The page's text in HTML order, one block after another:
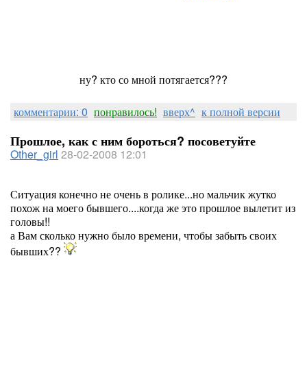
ну? кто со мной потягается???
комментарии: 0 понравилось! вверх^ к полной версии
Прошлое, как с ним бороться? посоветуйте
Other_girl 28-02-2008 12:01
Ситуация конечно не очень в ролике...но мальчик жутко
похож на моего бывшего....когда же это прошлое вылетит из
головы!!
а Вам сколько нужно было времени, чтобы забыть своих
бывших??